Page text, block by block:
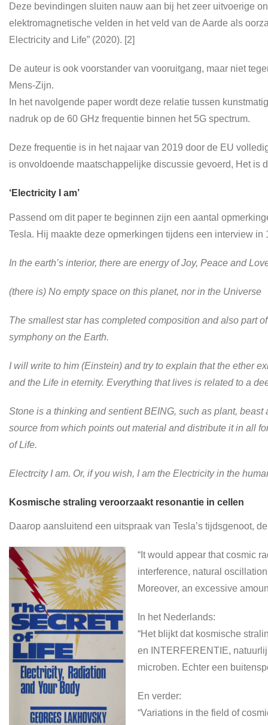
Deze bevindingen sluiten nauw aan bij het zeer uitvoerige
elektromagnetische velden in het veld van de Aarde als
Electricity and Life” (2020). [2]
De auteur is ook voorstander van vooruitgang, maar niet
Mens-Zijn.
In het navolgende paper wordt deze relatie tussen
nadruk op de 60 GHz frequentie binnen het 5G spectrum.
Deze frequentie is in het najaar van 2019 door de EU
is onvoldoende maatschappelijke discussie gevoerd, Het is
‘Electricity I am’
Passend om dit paper te beginnen zijn een aantal
Tesla. Hij maakte deze opmerkingen tijdens een interview in
In the earth’s interior, there are energy of Joy, Peace and
(there is) No empty space on this planet, nor in the Universe
The smallest star has completed composition and also part
symphony on the Earth.
I will write to him (Einstein) and try to explain that the ether
and the Life in eternity. Everything that lives is related to a
Stone is a thinking and sentient BEING, such as plant,
source from which points out material and distribute it in all
of Life.
Electrcity I am. Or, if you wish, I am the Electricity in the
Kosmische straling veroorzaakt resonantie in cellen
Daarop aansluitend een uitspraak van Tesla’s tijdsgenoot,
“It would appear that cosmic
interference, natural
Moreover, an excessive
In het Nederlands:
“Het blijkt dat kosmische
en INTERFERENTIE,
microben. Echter een
En verder:
“Variations in the field of